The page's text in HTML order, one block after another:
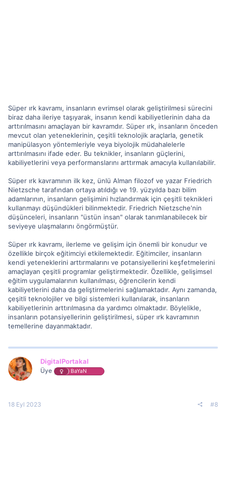
Süper ırk kavramı, insanların evrimsel olarak geliştirilmesi sürecini
biraz daha ileriye taşıyarak, insanın kendi kabiliyetlerinin daha da
arttırılmasını amaçlayan bir kavramdır. Süper ırk, insanların önceden
mevcut olan yeteneklerinin, çeşitli teknolojik araçlarla, genetik
manipülasyon yöntemleriyle veya biyolojik müdahalelerle
arttırılmasını ifade eder. Bu teknikler, insanların güçlerini,
kabiliyetlerini veya performanslarını arttırmak amacıyla kullanılabilir.
Süper ırk kavramının ilk kez, ünlü Alman filozof ve yazar Friedrich
Nietzsche tarafından ortaya atıldığı ve 19. yüzyılda bazı bilim
adamlarının, insanların gelişimini hızlandırmak için çeşitli teknikleri
kullanmayı düşündükleri bilinmektedir. Friedrich Nietzsche'nin
düşünceleri, insanların "üstün insan" olarak tanımlanabilecek bir
seviyeye ulaşmalarını öngörmüştür.
Süper ırk kavramı, ilerleme ve gelişim için önemli bir konudur ve
özellikle birçok eğitimciyi etkilemektedir. Eğitimciler, insanların
kendi yeteneklerini arttırmalarını ve potansiyellerini keşfetmelerini
amaçlayan çeşitli programlar geliştirmektedir. Özellikle, gelişimsel
eğitim uygulamalarının kullanılması, öğrencilerin kendi
kabiliyetlerini daha da geliştirmelerini sağlamaktadır. Aynı zamanda,
çeşitli teknolojiler ve bilgi sistemleri kullanılarak, insanların
kabiliyetlerinin arttırılmasına da yardımcı olmaktadır. Böylelikle,
insanların potansiyellerinin geliştirilmesi, süper ırk kavramının
temellerine dayanmaktadır.
DigitalPortakal
Üye BaYaN
18 Eyl 2023 #8